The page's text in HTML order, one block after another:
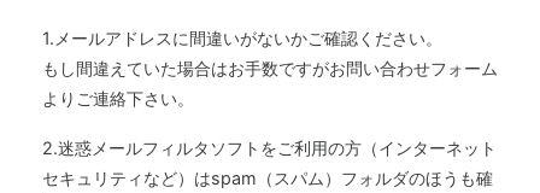
1.メールアドレスに間違いがないかご確認ください。
もし間違えていた場合はお手数ですがお問い合わせフォーム
よりご連絡下さい。
2.迷惑メールフィルタソフトをご利用の方（インターネット
セキュリティなど）はspam（スパム）フォルダのほうも確